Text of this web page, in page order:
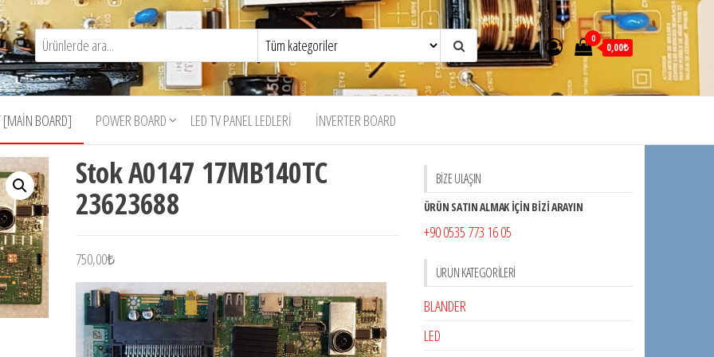
0
0,00₺
[MAIN BOARD] POWER BOARD LED TV PANEL LEDLERI İNVERTER BOARD
Stok A0147 17MB140TC
23623688
750,00₺
BİZE ULAŞIN
ÜRÜN SATIN ALMAK İÇİN BİZİ ARAYIN
+90 0535 773 16 05
ÜRÜN KATEGORILERI
BLANDER
LED